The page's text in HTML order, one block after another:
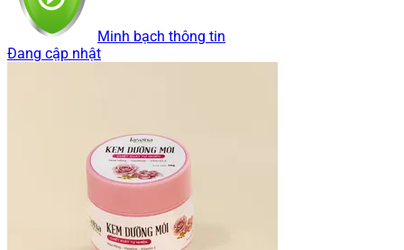
Minh bạch thông tin
Đang cập nhật